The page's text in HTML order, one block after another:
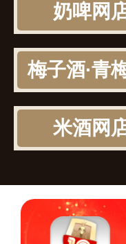
奶啤网
米酒网